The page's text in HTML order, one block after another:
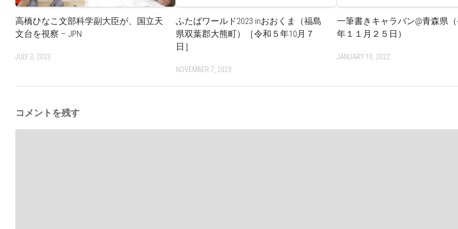
高橋ひなこ文部科学副大臣が、国立天
文台を視察 – JPN
JULY 3, 2023
ふたばワールド2023 inおおくま（福島
県双葉郡大熊町）［令和５年10月７
日］
NOVEMBER 7, 2023
一筆書きキャラバン@青森県
年１１月２５日）
JANUARY 10, 2022
コメントを残す